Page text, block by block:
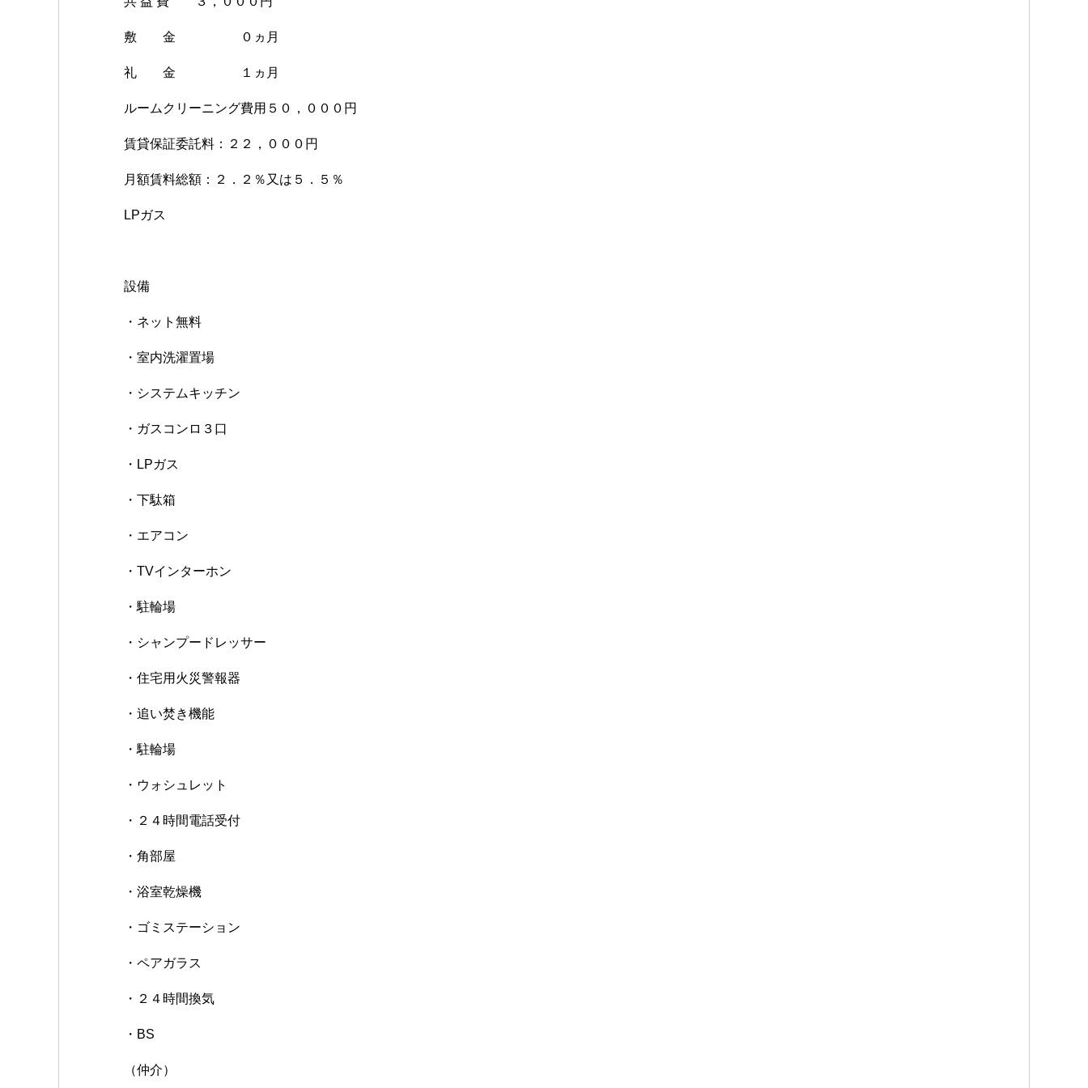
敷 金 ０ヵ月
礼 金 １ヵ月
ルームクリーニング費用５０，０００円
賃貸保証委託料：２２，０００円
月額賃料総額：２．２％又は５．５％
LPガス
設備
・ネット無料
・室内洗濯置場
・システムキッチン
・ガスコンロ３口
・LPガス
・下駄箱
・エアコン
・TVインターホン
・駐輪場
・シャンプードレッサー
・住宅用火災警報器
・追い焚き機能
・駐輪場
・ウォシュレット
・２４時間電話受付
・角部屋
・浴室乾燥機
・ゴミステーション
・ペアガラス
・２４時間換気
・BS
（仲介）